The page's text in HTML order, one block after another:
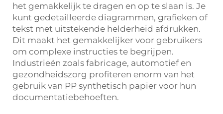
het gemakkelijk te dragen en op te slaan is. Je
kunt gedetailleerde diagrammen, grafieken of
tekst met uitstekende helderheid afdrukken.
Dit maakt het gemakkelijker voor gebruikers
om complexe instructies te begrijpen.
Industrieën zoals fabricage, automotief en
gezondheidszorg profiteren enorm van het
gebruik van PP synthetisch papier voor hun
documentatiebehoeften.